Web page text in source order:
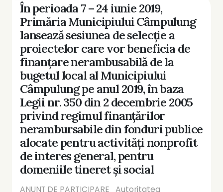
În perioada 7 – 24 iunie 2019,
Primăria Municipiului Câmpulung
lansează sesiunea de selecție a
proiectelor care vor beneficia de
finanțare nerambusabilă de la
bugetul local al Municipiului
Câmpulung pe anul 2019, în baza
Legii nr. 350 din 2 decembrie 2005
privind regimul finanțărilor
nerambursabile din fonduri publice
alocate pentru activități nonprofit
de interes general, pentru
domeniile tineret și social
ANUNȚ DE PARTICIPARE Autoritatea